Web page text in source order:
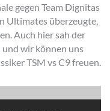
gegen Team Dignitas
Ultimates überzeugte,
Auch hier sah der
wir können uns
TSM vs C9 freuen.